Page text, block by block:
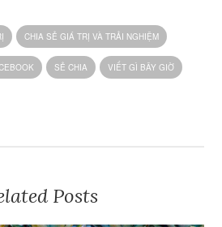
CHIA SẺ GIÁ TRỊ VÀ TRẢI NGHIỆM
SẺ CHIA VIẾT GÌ BÂY GIỜ
Posts